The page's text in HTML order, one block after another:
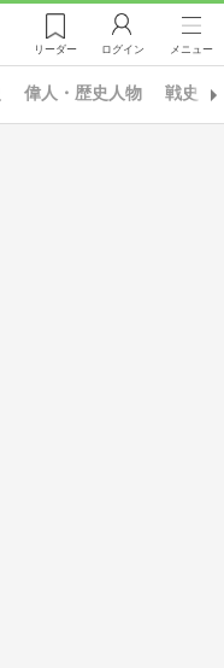
リーダー ログイン メニュー
偉人・歴史人物 戦史